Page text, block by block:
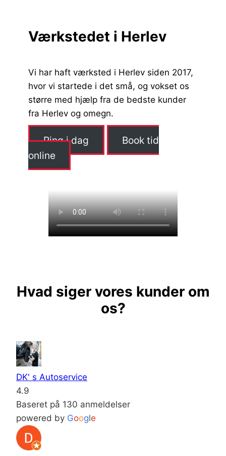
Værkstedet i Herlev
Vi har haft værksted i Herlev siden 2017,
hvor vi startede i det små, og vokset os
større med hjælp fra de bedste kunder
fra Herlev og omegn.
Ring i dag
Book tid
online
Hvad siger vores kunder om
os?
DK' s Autoservice
4.9
Baseret på 130 anmeldelser
powered by Google